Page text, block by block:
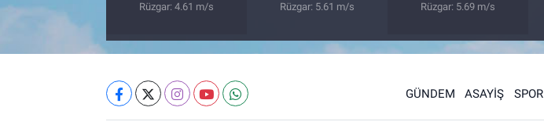
Rüzgar: 4.61 m/s
Rüzgar: 5.61 m/s
Rüzgar: 5.69 m/s
GÜNDEM ASAYİŞ SPOR